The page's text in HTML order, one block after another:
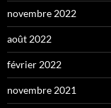
novembre 2022
août 2022
février 2022
novembre 2021